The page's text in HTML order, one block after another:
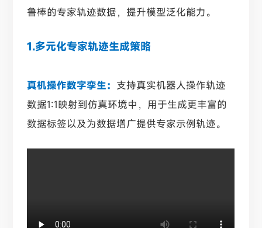
鲁棒的专家轨迹数据，提升模型泛化能力。
1.多元化专家轨迹生成策略
真机操作数字孪生： 支持真实机器人操作轨迹
数据1:1映射到仿真环境中，用于生成更丰富的
数据标签以及为数据增广提供专家示例轨迹。